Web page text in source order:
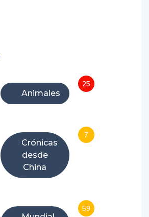
Animales
25
Crónicas
desde
China
7
59